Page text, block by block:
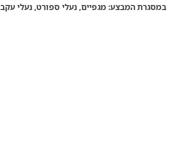
במסגרת המבצע: מגפיים, נעלי ספורט, נעלי